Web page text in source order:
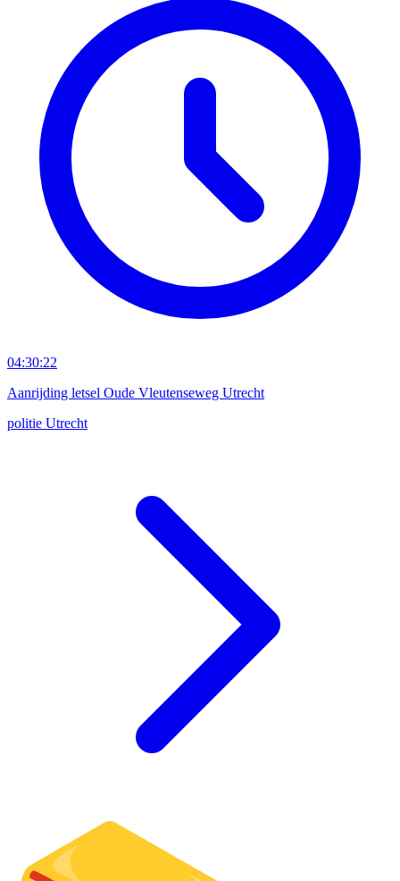
04:30:22
Aanrijding letsel Oude Vleutenseweg Utrecht
politie Utrecht